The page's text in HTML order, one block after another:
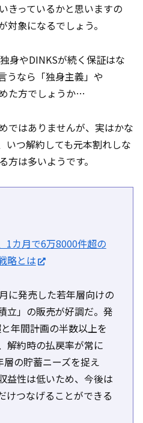
きっているかと思いますの
対象になるでしょう。
身やDINKSが続く保証はな
うなら「独身主義」や
た方でしょうか…
ではありませんが、実はかな
いつ解約しても元本割れしな
方は多いようです。
1カ月で6万8000件超の
略とは
に発売した若年層向けの
立」の販売が好調だ。発
年間計画の半数以上を
解約時の払戻率が常に
の貯蓄ニーズを捉え
益性は低いため、今後は
けつなげることができる